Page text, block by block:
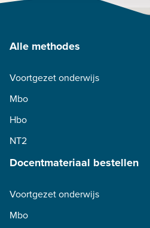
Alle methodes
Voortgezet onderwijs
Mbo
Hbo
NT2
Docentmateriaal bestellen
Voortgezet onderwijs
Mbo